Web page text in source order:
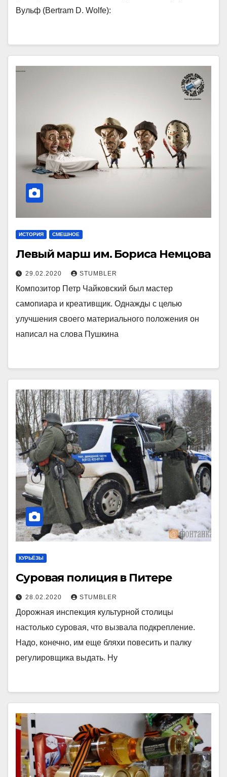
Вульф (Bertram D. Wolfe):
ИСТОРИЯ СМЕШНОЕ
Левый марш им. Бориса Немцова
29.02.2020 STUMBLER
Композитор Петр Чайковский был мастер
самопиара и креативщик. Однажды с целью
улучшения своего материального положения он
написал на слова Пушкина
КУРЬЁЗЫ
Суровая полиция в Питере
28.02.2020 STUMBLER
Дорожная инспекция культурной столицы
настолько суровая, что вызвала подкрепление.
Надо, конечно, им еще бляхи повесить и палку
регулировщика выдать. Ну